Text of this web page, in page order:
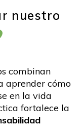
nuestro
combinan
aprender cómo
en la vida
fortalece la